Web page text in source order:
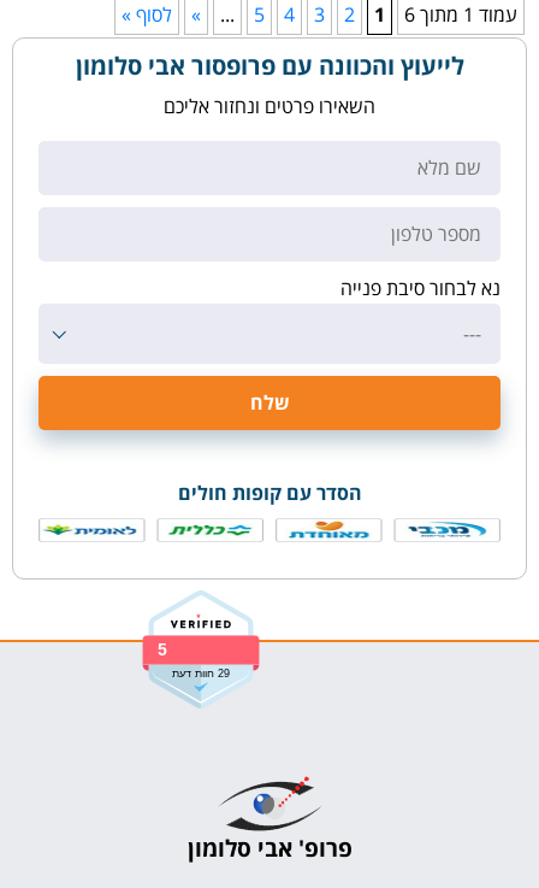
עמוד 1 מתוך 6 1
2
3
4
5
...
» לסוף »
לייעוץ והכוונה עם פרופסור אבי סלומון
השאירו פרטים ונחזור אליכם
נא לבחור סיבת פנייה
---
הסדר עם קופות חולים
5
29 חוות דעת
פרופ' אבי סלומון